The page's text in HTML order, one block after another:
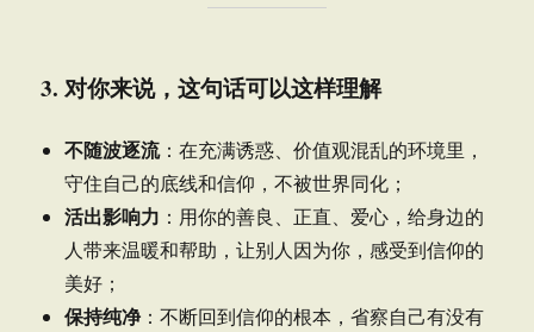
3. 对你来说，这句话可以这样理解
不随波逐流：在充满诱惑、价值观混乱的环境里，
守住自己的底线和信仰，不被世界同化；
活出影响力 ：用你的善良、正直、爱心，给身边的
人带来温暖和帮助，让别人因为你，感受到信仰的
美好；
保持纯净 ：不断回到信仰的根本，省察自己有没有